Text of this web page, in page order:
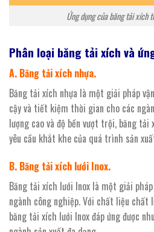
Ứng dụng của băng tải xích
Phân loại băng tải xích và
A. Băng tải xích nhựa.
Băng tải xích nhựa là một giải pháp
cậy và tiết kiệm thời gian cho các
lượng cao và độ bền vượt trội, băng tải
yêu cầu khắt khe của quá trình sản
B. Băng tải xích lưới Inox.
Băng tải xích lưới Inox là một giải
ngành công nghiệp. Với chất liệu chất
băng tải xích lưới Inox đáp ứng được